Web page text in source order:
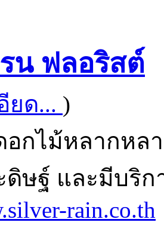
รน ฟลอริสต์
ยด... )
อกไม้หลากหล
ดิษฐ์ และมีบริ
rain.co.th